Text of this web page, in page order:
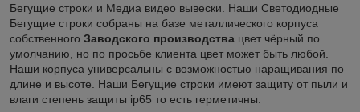
Бегущие строки и Медиа видео вывески. Наши Светодиодные
Бегущие строки собраны на базе металлического корпуса
собственного Заводского производства цвет чёрный по
умолчанию, но по просьбе клиента цвет может быть любой.
Наши корпуса универсальны с возможностью наращивания по
длине и высоте. Наши Бегущие строки имеют защиту от пыли и
влаги степень защиты ip65 то есть герметичны.